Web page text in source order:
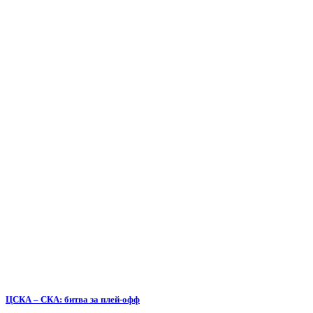
ЦСКА – СКА: битва за плей-офф